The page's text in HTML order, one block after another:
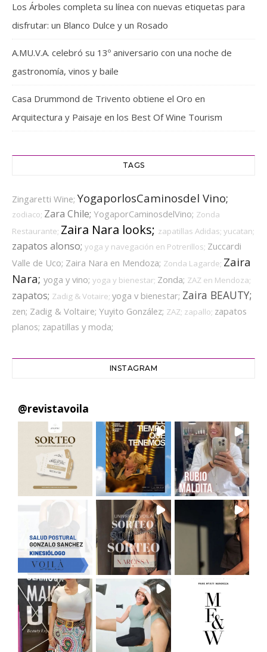
Los Árboles completa su línea con nuevas etiquetas para
disfrutar: un Blanco Dulce y un Rosado
A.MU.V.A. celebró su 13º aniversario con una noche de
gastronomía, vinos y baile
Casa Drummond de Trivento obtiene el Oro en
Arquitectura y Paisaje en los Best Of Wine Tourism
TAGS
Zingaretti Wine;YogaporlosCaminosdel Vino;
zodiaco; Zara Chile; YogaporCaminosdelVino; Zonda
Restaurante; Zaira Nara looks; zapatillas Adidas; yucatan;
zapatos alonso; yoga y navegación en Potrerillos; Zuccardi
Valle de Uco; Zaira Nara en Mendoza; Zonda Lagarde; Zaira
Nara; yoga y vino; yoga y bienestar; Zonda; ZAZ en Mendoza;
zapatos; Zadig & Votaire; yoga v bienestar; Zaira BEAUTY;
zen; Zadig & Voltaire; Yuyito González; ZAZ; zapallo; zapatos
planos; zapatillas y moda;
INSTAGRAM
@revistavoila